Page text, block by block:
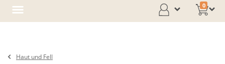
0
Haut und Fell